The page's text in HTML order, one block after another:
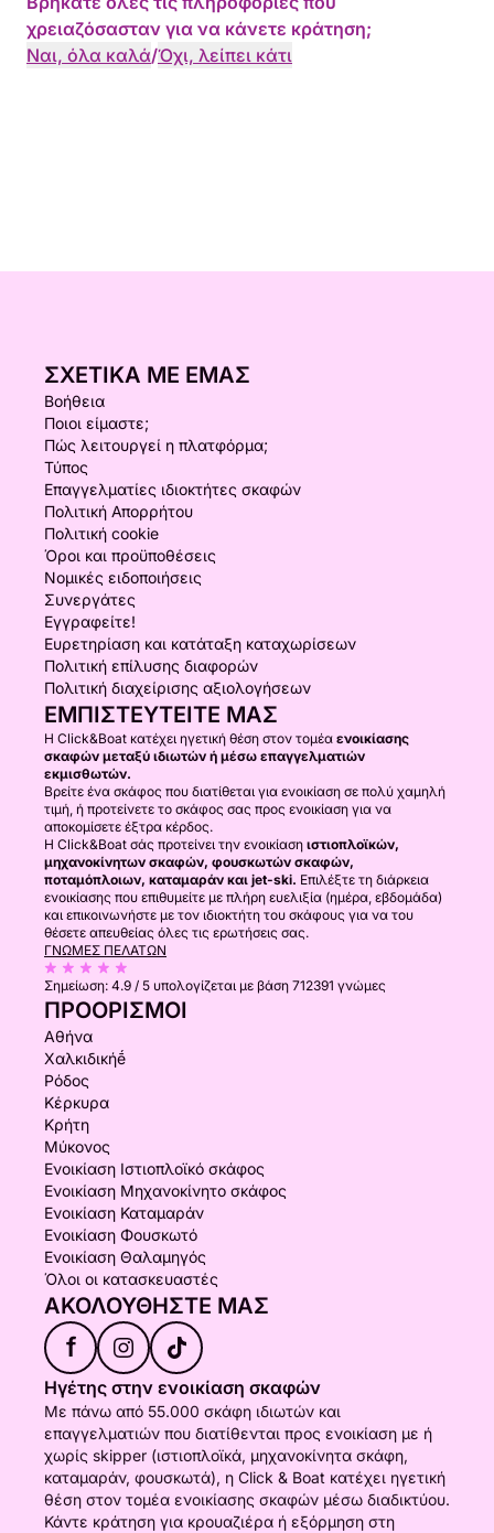
χρειαζόσασταν για να κάνετε κράτηση;
Ναι, όλα καλά/Όχι, λείπει κάτι
ΣΧΕΤΙΚΆ ΜΕ ΕΜΆΣ
Βοήθεια
Ποιοι είμαστε;
Πώς λειτουργεί η πλατφόρμα;
Τύπος
Επαγγελματίες ιδιοκτήτες σκαφών
Πολιτική Απορρήτου
Πολιτική cookie
Όροι και προϋποθέσεις
Νομικές ειδοποιήσεις
Συνεργάτες
Εγγραφείτε!
Ευρετηρίαση και κατάταξη καταχωρίσεων
Πολιτική επίλυσης διαφορών
Πολιτική διαχείρισης αξιολογήσεων
ΕΜΠΙΣΤΕΥΤΕΊΤΕ ΜΑΣ
Η Click&Boat κατέχει ηγετική θέση στον τομέα ενοικίασης
σκαφών μεταξύ ιδιωτών ή μέσω επαγγελματιών
εκμισθωτών.
Βρείτε ένα σκάφος που διατίθεται για ενοικίαση σε πολύ χαμηλή
τιμή, ή προτείνετε το σκάφος σας προς ενοικίαση για να
αποκομίσετε έξτρα κέρδος.
Η Click&Boat σάς προτείνει την ενοικίαση ιστιοπλοϊκών,
μηχανοκίνητων σκαφών, φουσκωτών σκαφών,
ποταμόπλοιων, καταμαράν και jet-ski. Επιλέξτε τη διάρκεια
ενοικίασης που επιθυμείτε με πλήρη ευελιξία (ημέρα, εβδομάδα)
και επικοινωνήστε με τον ιδιοκτήτη του σκάφους για να του
θέσετε απευθείας όλες τις ερωτήσεις σας.
ΓΝΏΜΕΣ ΠΕΛΑΤΏΝ
Σημείωση: 4.9 / 5 υπολογίζεται με βάση 712391 γνώμες
ΠΡΟΟΡΙΣΜΟΊ
Αθήνα
Χαλκιδικήḗ
Ρόδος
Κέρκυρα
Κρήτη
Μύκονος
Ενοικίαση Ιστιοπλοϊκό σκάφος
Ενοικίαση Μηχανοκίνητο σκάφος
Ενοικίαση Καταμαράν
Ενοικίαση Φουσκωτό
Ενοικίαση Θαλαμηγός
Όλοι οι κατασκευαστές
ΑΚΟΛΟΥΘΉΣΤΕ ΜΑΣ
f
Ηγέτης στην ενοικίαση σκαφών
Με πάνω από 55.000 σκάφη ιδιωτών και
επαγγελματιών που διατίθενται προς ενοικίαση με ή
χωρίς skipper (ιστιοπλοϊκά, μηχανοκίνητα σκάφη,
καταμαράν, φουσκωτά), η Click & Boat κατέχει ηγετική
θέση στον τομέα ενοικίασης σκαφών μέσω διαδικτύου.
Κάντε κράτηση για κρουαζιέρα ή εξόρμηση στη